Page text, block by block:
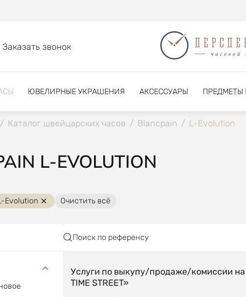
Заказать звонок
ЮВЕЛИРНЫЕ УКРАШЕНИЯ АКСЕССУАРЫ ПРЕДМЕТЫ
/ Каталог швейцарских часов / Blancpain / L-Evolution
L-EVOLUTION
Evolution Очистить всё
Поиск по референсу
Услуги по выкупу/продаже/комиссии на
TIME STREET»